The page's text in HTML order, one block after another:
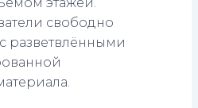
свободно
разветвлёнными